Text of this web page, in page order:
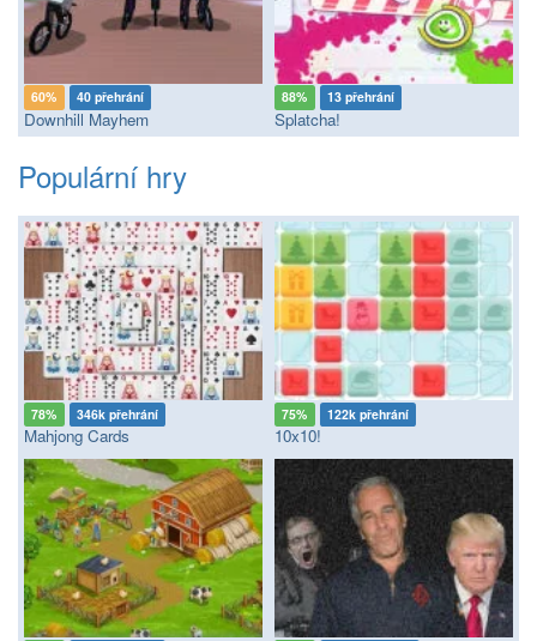
60% 40 přehrání
Downhill Mayhem
88% 13 přehrání
Splatcha!
Populární hry
78% 346k přehrání
Mahjong Cards
75% 122k přehrání
10x10!